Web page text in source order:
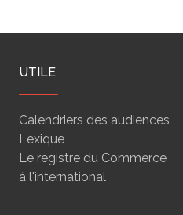
UTILE
Calendriers des audiences
Lexique
Le registre du Commerce
à l'international